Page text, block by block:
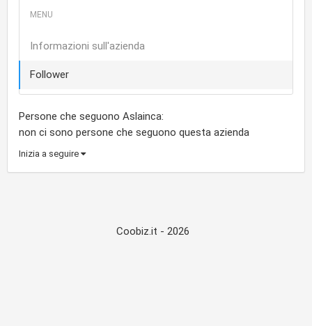
Informazioni sull'azienda
Follower
Persone che seguono Aslainca:
non ci sono persone che seguono questa azienda
Inizia a seguire
Coobiz.it - 2026